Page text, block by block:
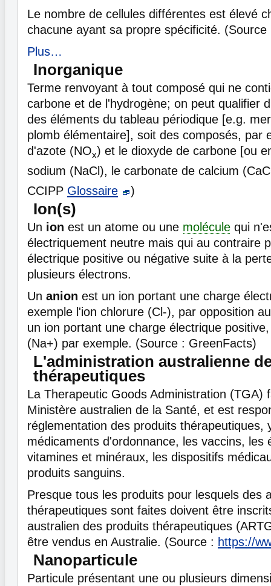
Le nombre de cellules différentes est élevé
chacune ayant sa propre spécificité.
Plus…
Inorganique
Terme renvoyant à tout composé qui ne
carbone et de l'hydrogène; on peut qualifier
des éléments du tableau périodique [e.g.
plomb élémentaire], soit des composés, par
d'azote (NOx) et le dioxyde de carbone [ou
sodium (NaCl), le carbonate de calcium
CCIPP Glossaire )
Ion(s)
Un ion est un atome ou une molécule qui
électriquement neutre mais qui au contraire
électrique positive ou négative suite à la
plusieurs électrons.
Un anion est un ion portant une charge
exemple l'ion chlorure (Cl-), par opposition
un ion portant une charge électrique
(Na+) par exemple. (Source : GreenFacts)
L'administration australienne
thérapeutiques
La Therapeutic Goods Administration (TGA)
Ministère australien de la Santé, et est
réglementation des produits thérapeutiques,
médicaments d'ordonnance, les vaccins, les
vitamines et minéraux, les dispositifs
produits sanguins.
Presque tous les produits pour lesquels des
thérapeutiques sont faites doivent être
australien des produits thérapeutiques
être vendus en Australie. (Source : https://
Nanoparticule
Particule présentant une ou plusieurs